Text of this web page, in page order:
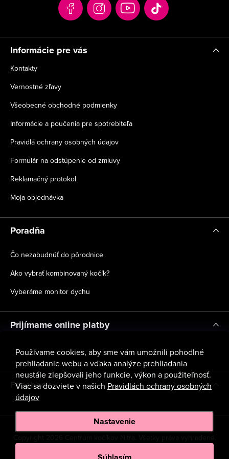
Používame cookies, aby sme vám umožnili pohodlné
prehliadanie webu a vďaka analýze prehliadania
neustále zlepšovali jeho funkcie, výkon a použiteľnosť.
Viac sa dozviete v našich Pravidlách ochrany osobných
údajov
Nastavenie
e
Informácie pre vás
Kontakty
Vernostné zľavy
Všeobecné obchodné podmienky
Informácie a poučenia pre spotrebiteľa
Pravidlá ochrany osobných údajov
Formulár na odstúpenie od zmluvy
Reklamačný protokol
Moja objednávka
Poradňa
Čo nezabudnúť do pôrodnice
Ako vybrať kombinovaný kočík?
Vyberáme monitor dychu
Prijímame online platby
Facebook